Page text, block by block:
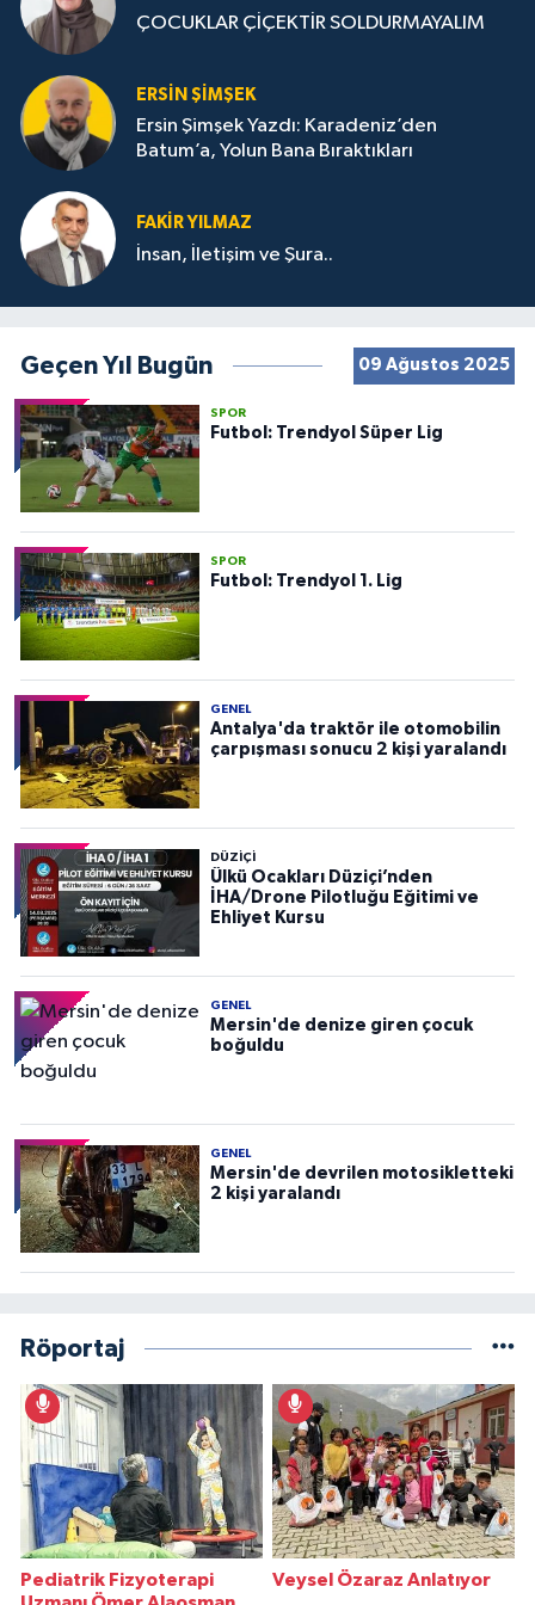
ÇOCUKLAR ÇİÇEKTİR SOLDURMAYALIM
ERSIN ŞIMŞEK
Ersin Şimşek Yazdı: Karadeniz’den
Batum’a, Yolun Bana Bıraktıkları
FAKIR YILMAZ
İnsan, İletişim ve Şura..
Geçen Yıl Bugün 09 Ağustos 2025
SPOR
Futbol: Trendyol Süper Lig
SPOR
Futbol: Trendyol 1. Lig
GENEL
Antalya'da traktör ile otomobilin
çarpışması sonucu 2 kişi yaralandı
DÜZIÇI
Ülkü Ocakları Düziçi’nden
İHA/Drone Pilotluğu Eğitimi ve
Ehliyet Kursu
GENEL
Mersin'de denize giren çocuk
boğuldu
GENEL
Mersin'de devrilen motosikletteki
2 kişi yaralandı
Röportaj
Pediatrik Fizyoterapi
Veysel Özaraz Anlatıyor